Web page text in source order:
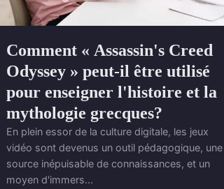
Comment « Assassin's Creed
Odyssey » peut-il être utilisé
pour enseigner l'histoire et la
mythologie grecques?
En plein essor de la culture digitale, les jeux
vidéo sont devenus un outil pédagogique, une
source inépuisable de connaissances, et un
moyen d'immers...